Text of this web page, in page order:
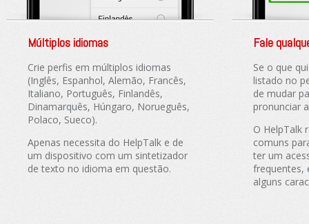
Múltiplos idiomas
Crie perfis em múltiplos idiomas
(Inglês, Espanhol, Alemão, Francês,
Italiano, Português, Finlandês,
Dinamarquês, Húngaro, Norueguês,
Polaco, Sueco).
Apenas necessita do HelpTalk e de
um dispositivo com um sintetizador
de texto no idioma em questão.
Fale
Se o que
listado no
de mudar
pronunciar
O HelpTalk
comuns
ter um
frequentes,
alguns